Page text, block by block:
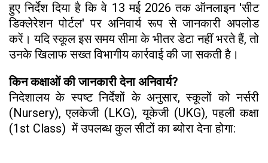
हुए निर्देश दिया है कि वे 13 मई 2026 तक ऑनलाइन 'सीट
डिक्लेरेशन पोर्टल' पर अनिवार्य रूप से जानकारी अपलोड
करें। यदि स्कूल इस समय सीमा के भीतर डेटा नहीं भरते हैं, तो
उनके खिलाफ सख्त विभागीय कार्रवाई की जा सकती है।
किन कक्षाओं की जानकारी देना अनिवार्य?
निदेशालय के स्पष्ट निर्देशों के अनुसार, स्कूलों को नर्सरी
(Nursery), एलकेजी (LKG), यूकेजी (UKG), पहली कक्षा
(1st Class) में उपलब्ध कुल सीटों का ब्योरा देना होगा: